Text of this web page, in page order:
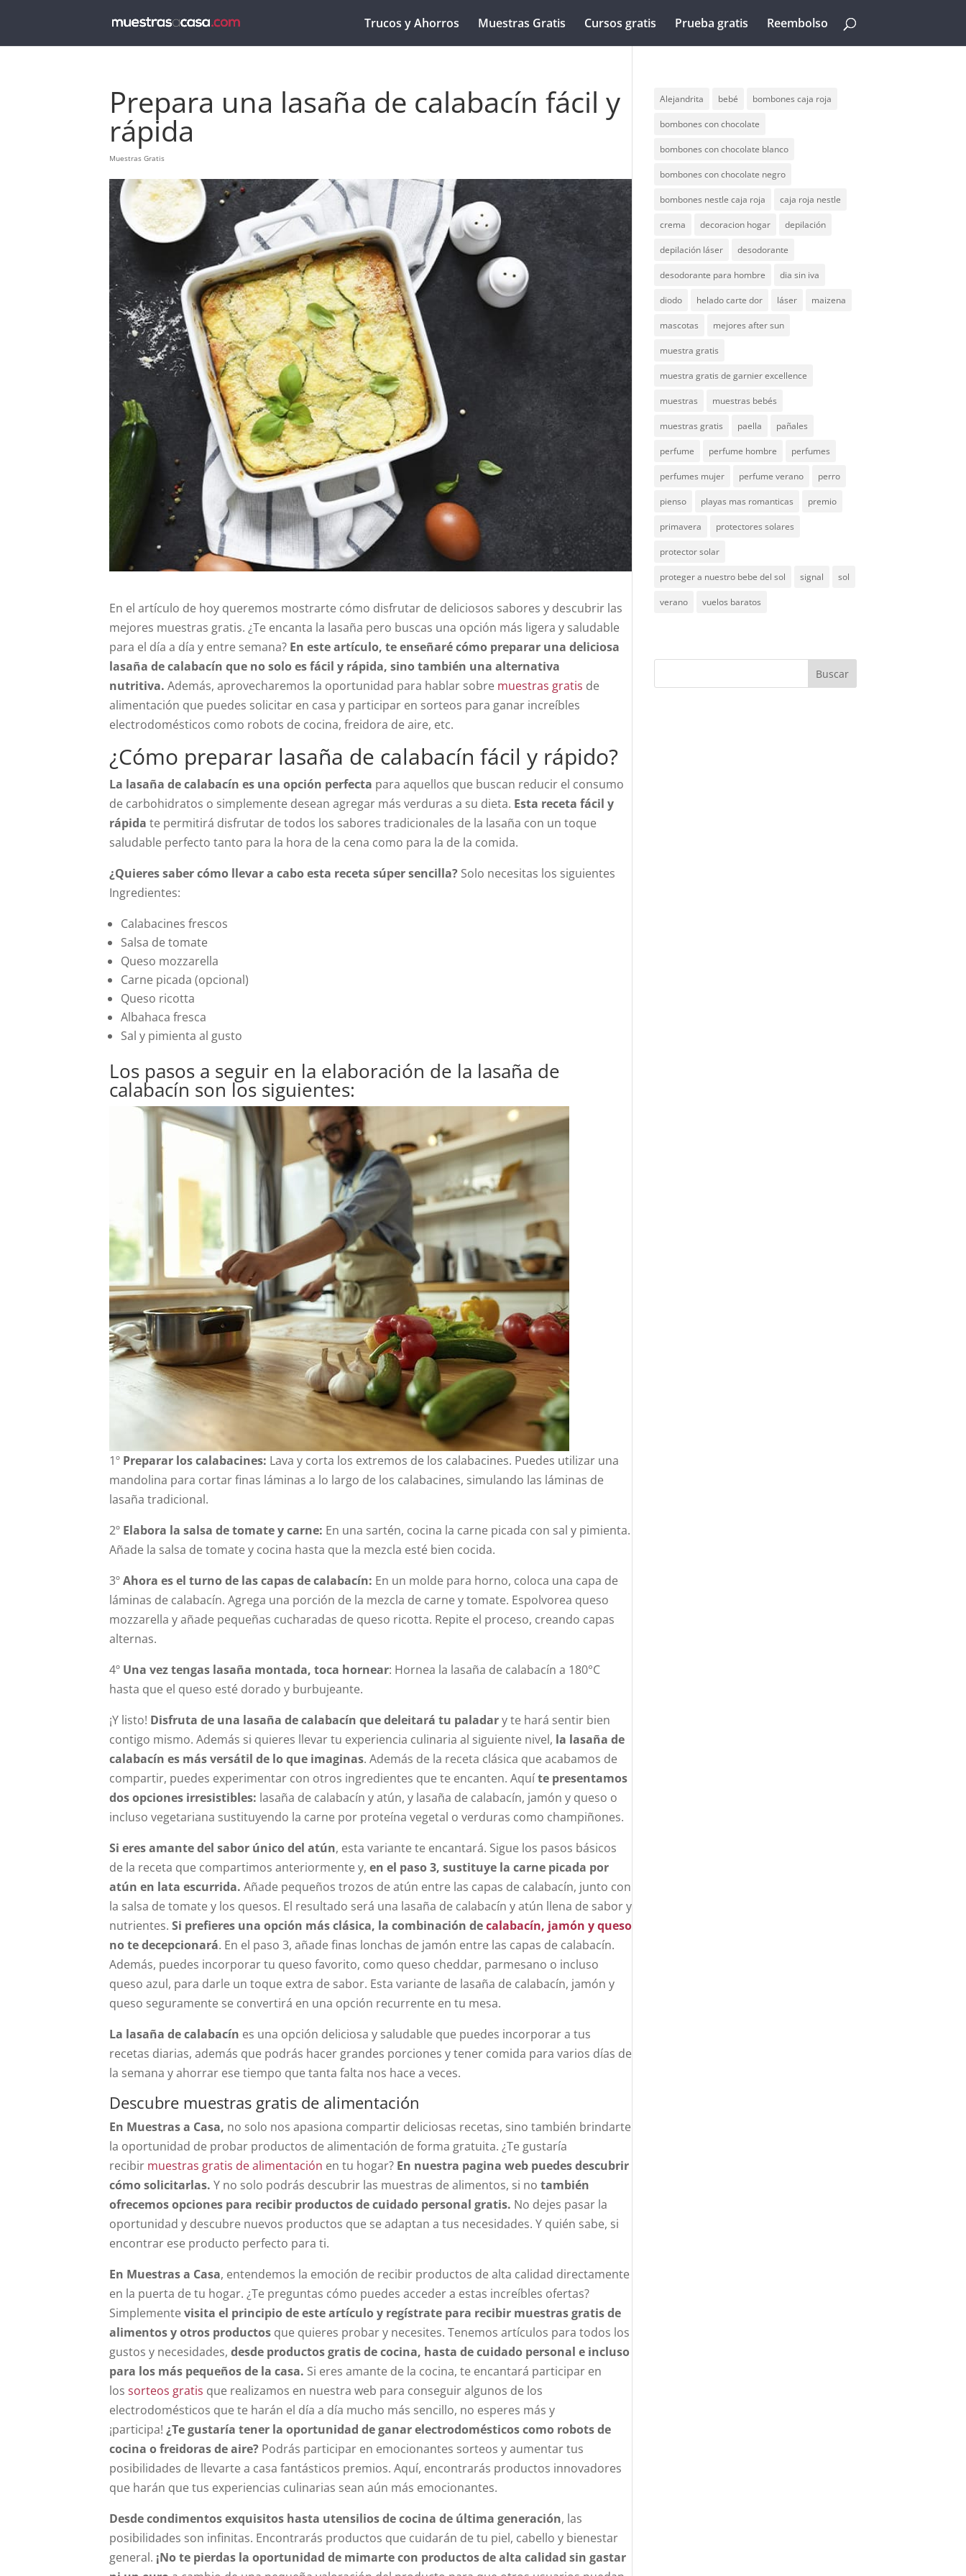
Trucos y Ahorros Muestras Gratis Cursos gratis Prueba gratis Reembolso
Prepara una lasaña de calabacín fácil y
rápida
Muestras Gratis
En el artículo de hoy queremos mostrarte cómo disfrutar de deliciosos sabores y descubrir las
mejores muestras gratis. ¿Te encanta la lasaña pero buscas una opción más ligera y saludable
para el día a día y entre semana? En este artículo, te enseñaré cómo preparar una deliciosa
lasaña de calabacín que no solo es fácil y rápida, sino también una alternativa
nutritiva. Además, aprovecharemos la oportunidad para hablar sobre muestras gratis de
alimentación que puedes solicitar en casa y participar en sorteos para ganar increíbles
electrodomésticos como robots de cocina, freidora de aire, etc.
¿Cómo preparar lasaña de calabacín fácil y rápido?
La lasaña de calabacín es una opción perfecta para aquellos que buscan reducir el consumo
de carbohidratos o simplemente desean agregar más verduras a su dieta. Esta receta fácil y
rápida te permitirá disfrutar de todos los sabores tradicionales de la lasaña con un toque
saludable perfecto tanto para la hora de la cena como para la de la comida.
¿Quieres saber cómo llevar a cabo esta receta súper sencilla? Solo necesitas los siguientes
Ingredientes:
Calabacines frescos
Salsa de tomate
Queso mozzarella
Carne picada (opcional)
Queso ricotta
Albahaca fresca
Sal y pimienta al gusto
Los pasos a seguir en la elaboración de la lasaña de
calabacín son los siguientes:
1º Preparar los calabacines: Lava y corta los extremos de los calabacines. Puedes utilizar una
mandolina para cortar finas láminas a lo largo de los calabacines, simulando las láminas de
lasaña tradicional.
2º Elabora la salsa de tomate y carne: En una sartén, cocina la carne picada con sal y pimienta.
Añade la salsa de tomate y cocina hasta que la mezcla esté bien cocida.
3ºAhora es el turno de las capas de calabacín: En un molde para horno, coloca una capa de
láminas de calabacín. Agrega una porción de la mezcla de carne y tomate. Espolvorea queso
mozzarella y añade pequeñas cucharadas de queso ricotta. Repite el proceso, creando capas
alternas.
4º Una vez tengas lasaña montada, toca hornear: Hornea la lasaña de calabacín a 180°C
hasta que el queso esté dorado y burbujeante.
¡Y listo! Disfruta de una lasaña de calabacín que deleitará tu paladary te hará sentir bien
contigo mismo. Además si quieres llevar tu experiencia culinaria al siguiente nivel, la lasaña de
calabacín es más versátil de lo que imaginas. Además de la receta clásica que acabamos de
compartir, puedes experimentar con otros ingredientes que te encanten. Aquíte presentamos
dos opciones irresistibles: lasaña de calabacín y atún, y lasaña de calabacín, jamón y queso o
incluso vegetariana sustituyendo la carne por proteína vegetal o verduras como champiñones.
Si eres amante del sabor único del atún, esta variante te encantará. Sigue los pasos básicos
de la receta que compartimos anteriormente y, en el paso 3, sustituye la carne picada por
atún en lata escurrida. Añade pequeños trozos de atún entre las capas de calabacín, junto con
la salsa de tomate y los quesos. El resultado será una lasaña de calabacín y atún llena de sabor y
nutrientes. Si prefieres una opción más clásica, la combinación decalabacín, jamón y queso
no te decepcionará. En el paso 3, añade finas lonchas de jamón entre las capas de calabacín.
Además, puedes incorporar tu queso favorito, como queso cheddar, parmesano o incluso
queso azul, para darle un toque extra de sabor. Esta variante de lasaña de calabacín, jamón y
queso seguramente se convertirá en una opción recurrente en tu mesa.
La lasaña de calabacín es una opción deliciosa y saludable que puedes incorporar a tus
recetas diarias, además que podrás hacer grandes porciones y tener comida para varios días de
la semana y ahorrar ese tiempo que tanta falta nos hace a veces.
Descubre muestras gratis de alimentación
En Muestras a Casa, no solo nos apasiona compartir deliciosas recetas, sino también brindarte
la oportunidad de probar productos de alimentación de forma gratuita. ¿Te gustaría
recibir muestras gratis de alimentación en tu hogar? En nuestra pagina web puedes descubrir
cómo solicitarlas. Y no solo podrás descubrir las muestras de alimentos, si no también
ofrecemos opciones para recibir productos de cuidado personal gratis. No dejes pasar la
oportunidad y descubre nuevos productos que se adaptan a tus necesidades. Y quién sabe, si
encontrar ese producto perfecto para ti.
En Muestras a Casa, entendemos la emoción de recibir productos de alta calidad directamente
en la puerta de tu hogar. ¿Te preguntas cómo puedes acceder a estas increíbles ofertas?
Simplementevisita el principio de este artículo y regístrate para recibir muestras gratis de
alimentos y otros productos que quieres probar y necesites. Tenemos artículos para todos los
gustos y necesidades, desde productos gratis de cocina, hasta de cuidado personal e incluso
para los más pequeños de la casa. Si eres amante de la cocina, te encantará participar en
los sorteos gratis que realizamos en nuestra web para conseguir algunos de los
electrodomésticos que te harán el día a día mucho más sencillo, no esperes más y
¡participa! ¿Te gustaría tener la oportunidad de ganar electrodomésticos como robots de
cocina o freidoras de aire? Podrás participar en emocionantes sorteos y aumentar tus
posibilidades de llevarte a casa fantásticos premios. Aquí, encontrarás productos innovadores
que harán que tus experiencias culinarias sean aún más emocionantes.
Desde condimentos exquisitos hasta utensilios de cocina de última generación, las
posibilidades son infinitas. Encontrarás productos que cuidarán de tu piel, cabello y bienestar
general. ¡No te pierdas la oportunidad de mimarte con productos de alta calidad sin gastar
Alejandrita bebé bombones caja roja
bombones con chocolate
bombones con chocolate blanco
bombones con chocolate negro
bombones nestle caja roja caja roja nestle
crema decoracion hogar depilación
depilación láser desodorante
desodorante para hombre dia sin iva
diodo helado carte dor láser maizena
mascotas mejores after sun
muestra gratis
muestra gratis de garnier excellence
muestras muestras bebés
muestras gratis paella pañales
perfume perfume hombre perfumes
perfumes mujer perfume verano perro
pienso playas mas romanticas premio
primavera protectores solares
protector solar
proteger a nuestro bebe del sol signal sol
verano vuelos baratos